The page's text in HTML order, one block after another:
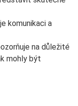
komunikaci a
na důležité
mohly být